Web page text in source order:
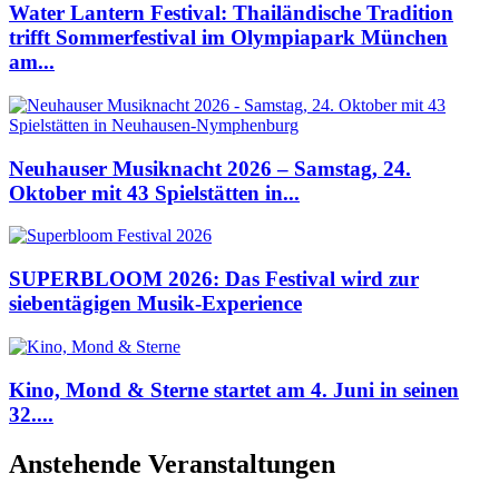
Water Lantern Festival: Thailändische Tradition
trifft Sommerfestival im Olympiapark München
am...
Neuhauser Musiknacht 2026 – Samstag, 24.
Oktober mit 43 Spielstätten in...
SUPERBLOOM 2026: Das Festival wird zur
siebentägigen Musik-Experience
Kino, Mond & Sterne startet am 4. Juni in seinen
32....
Anstehende Veranstaltungen